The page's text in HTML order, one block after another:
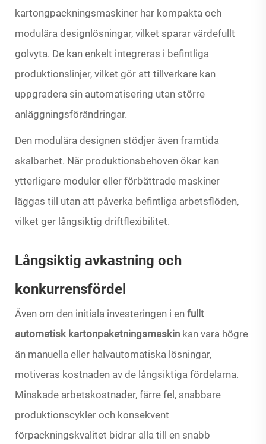
kartongpackningsmaskiner har kompakta och
modulära designlösningar, vilket sparar värdefullt
golvyta. De kan enkelt integreras i befintliga
produktionslinjer, vilket gör att tillverkare kan
uppgradera sin automatisering utan större
anläggningsförändringar.
Den modulära designen stödjer även framtida
skalbarhet. När produktionsbehoven ökar kan
ytterligare moduler eller förbättrade maskiner
läggas till utan att påverka befintliga arbetsflöden,
vilket ger långsiktig driftflexibilitet.
Långsiktig avkastning och
konkurrensfördel
Även om den initiala investeringen i en fullt
automatisk kartonpaketningsmaskin kan vara högre
än manuella eller halvautomatiska lösningar,
motiveras kostnaden av de långsiktiga fördelarna.
Minskade arbetskostnader, färre fel, snabbare
produktionscykler och konsekvent
förpackningskvalitet bidrar alla till en snabb